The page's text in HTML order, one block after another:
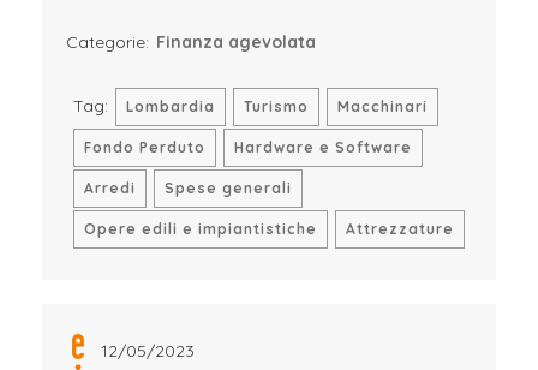
Categorie: Finanza agevolata
Tag: Lombardia Turismo Macchinari
Fondo Perduto Hardware e Software
Arredi Spese generali
Opere edili e impiantistiche Attrezzature
12/05/2023